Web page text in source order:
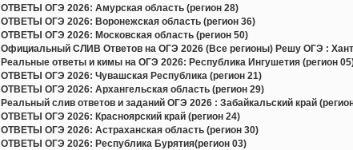
ОТВЕТЫ ОГЭ 2026: Амурская область (регион 28)
ОТВЕТЫ ОГЭ 2026: Воронежская область (регион 36)
ОТВЕТЫ ОГЭ 2026: Московская область (регион 50)
Официальный СЛИВ Ответов на ОГЭ 2026 (Все регионы) Решу ОГЭ :
Реальные ответы и кимы на ОГЭ 2026: Республика Ингушетия (регион
ОТВЕТЫ ОГЭ 2026: Чувашская Республика (регион 21)
ОТВЕТЫ ОГЭ 2026: Архангельская область (регион 29)
Реальный слив ответов и заданий ОГЭ 2026 : Забайкальский край
ОТВЕТЫ ОГЭ 2026: Красноярский край (регион 24)
ОТВЕТЫ ОГЭ 2026: Астраханская область (регион 30)
ОТВЕТЫ ОГЭ 2026: Республика Бурятия(регион 03)